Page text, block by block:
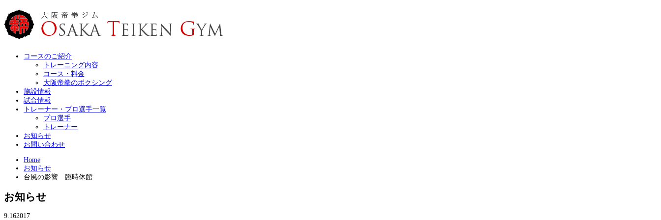
コースのご紹介
トレーニング内容
コース・料金
大阪帝拳のボクシング
施設情報
試合情報
トレーナー・プロ選手一覧
プロ選手
トレーナー
お知らせ
お問い合わせ
Home
お知らせ
台風の影響 臨時休館
お知らせ
9.162017